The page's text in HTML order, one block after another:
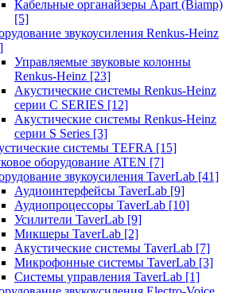
Кабельные органайзеры Apart (Biamp)
[5]
звукоусиления Renkus-Heinz
Управляемые звуковые колонны
Renkus-Heinz [23]
Акустические системы Renkus-Heinz
серии C SERIES [12]
Акустические системы Renkus-Heinz
серии S Series [3]
системы TEFRA [15]
оборудование ATEN [7]
звукоусиления TaverLab [41]
Аудиоинтерфейсы TaverLab [9]
Аудиопроцессоры TaverLab [10]
Усилители TaverLab [9]
Микшеры TaverLab [2]
Акустические системы TaverLab [7]
Микрофонные системы TaverLab [3]
Системы управления TaverLab [1]